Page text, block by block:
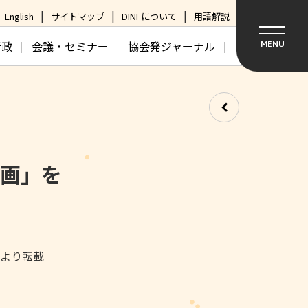
English サイトマップ DINFについて 用語解説
会議・セミナー 協会発ジャーナル MENU
」を
り転載